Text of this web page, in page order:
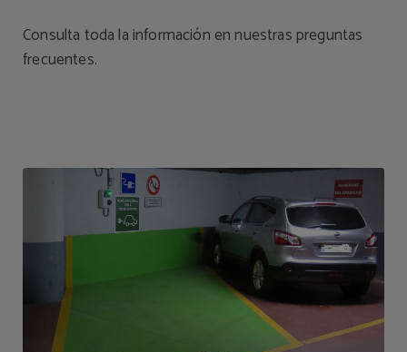
Consulta toda la información en nuestraspreguntas
frecuentes.